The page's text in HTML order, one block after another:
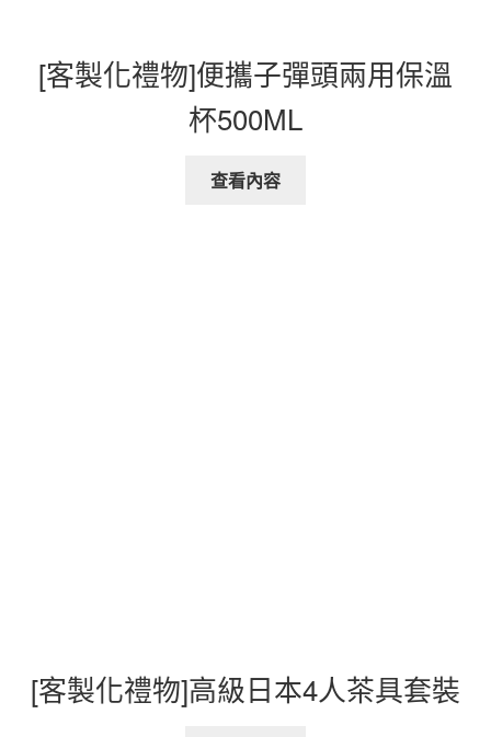
[客製化禮物]便攜子彈頭兩用保溫
杯500ML
查看內容
[客製化禮物]高級日本4人茶具套裝